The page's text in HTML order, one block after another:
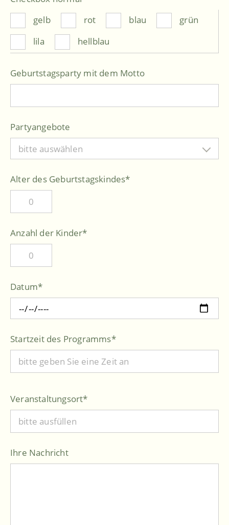
gelb
rot blau
grün
lila
hellblau
Geburtstagsparty mit dem Motto
Partyangebote
bitte auswählen
Alter des Geburtstagskindes*
Anzahl der Kinder*
Datum*
Startzeit des Programms*
Veranstaltungsort*
Ihre Nachricht